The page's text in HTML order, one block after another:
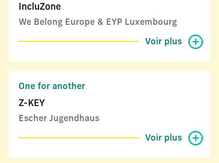
IncluZone
We Belong Europe & EYP Luxembourg
Voir plus
One for another
Z-KEY
Escher Jugendhaus
Voir plus